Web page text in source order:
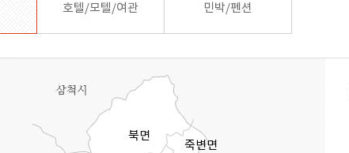
호텔/모텔/여관 민박/펜션
북면
죽변면